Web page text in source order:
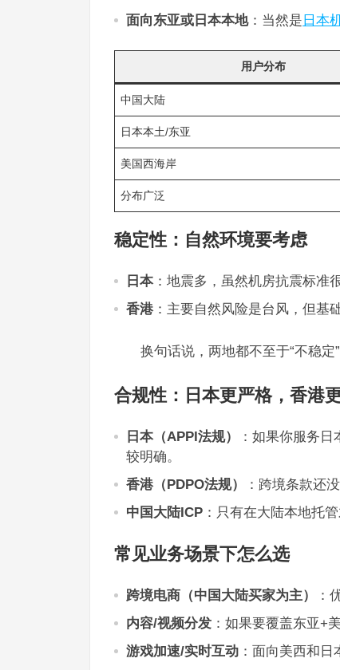
面向东亚或日本本地：当然是 日本
用户分布
中国大陆
日本本土/东亚
美国西海岸
分布广泛
稳定性：自然环境要考虑
日本：地震多，虽然机房抗震标准
香港：主要自然风险是台风，但基
换句话说，两地都不至于“不稳定
合规性：日本更严格，香港
日本（APPI法规）
：如果你服务
较明确。
香港（PDPO法规）
：跨境条款还
中国大陆ICP ：只有在大陆本地托
常见业务场景下怎么选
跨境电商（中国大陆买家为主）
：
内容/视频分发 ：如果要覆盖东亚+
游戏加速/实时互动 ：面向美西和日